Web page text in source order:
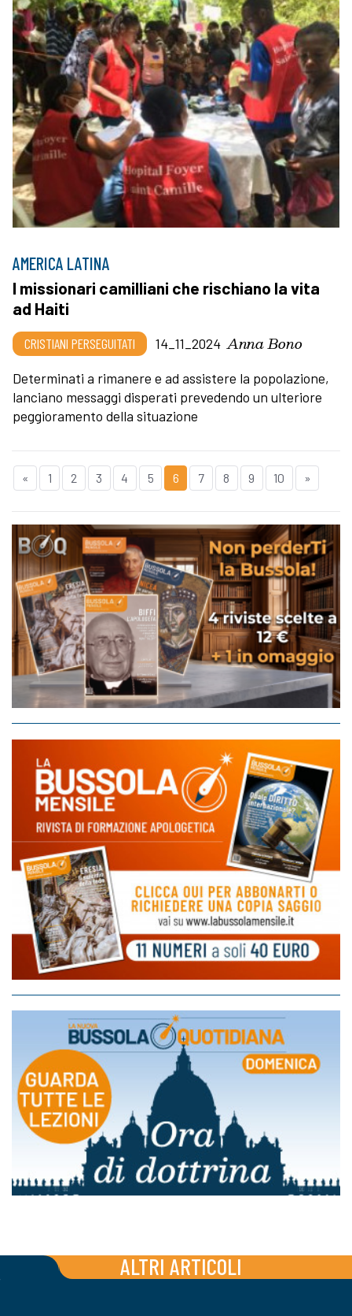
AMERICA LATINA
I missionari camilliani che rischiano la vita
ad Haiti
CRISTIANI PERSEGUITATI 14_11_2024 Anna Bono
Determinati a rimanere e ad assistere la popolazione,
lanciano messaggi disperati prevedendo un ulteriore
peggioramento della situazione
« 1 2 3 4 5 6 7 8 9 10 »
ALTRI ARTICOLI